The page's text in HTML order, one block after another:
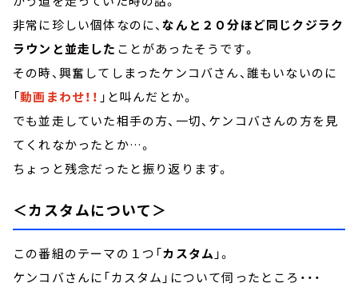
非常に珍しい個体なのに、なんと２０分ほど同じクジラク
ラウンと並走した ことがあったそうです。
その時、興奮してしまったケンコバさん、誰もいないのに
「動画まわせ！！ 」と叫んだとか。
でも並走していた相手の方、一切、ケンコバさんの方を見
てくれなかったとか…。
ちょっと残念だったと振り返ります。
＜カスタムについて＞
この番組のテーマの１つ「カスタム 」。
ケンコバさんに「カスタム」について伺ったところ・・・